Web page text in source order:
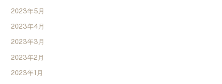
2023年5月
2023年4月
2023年3月
2023年2月
2023年1月